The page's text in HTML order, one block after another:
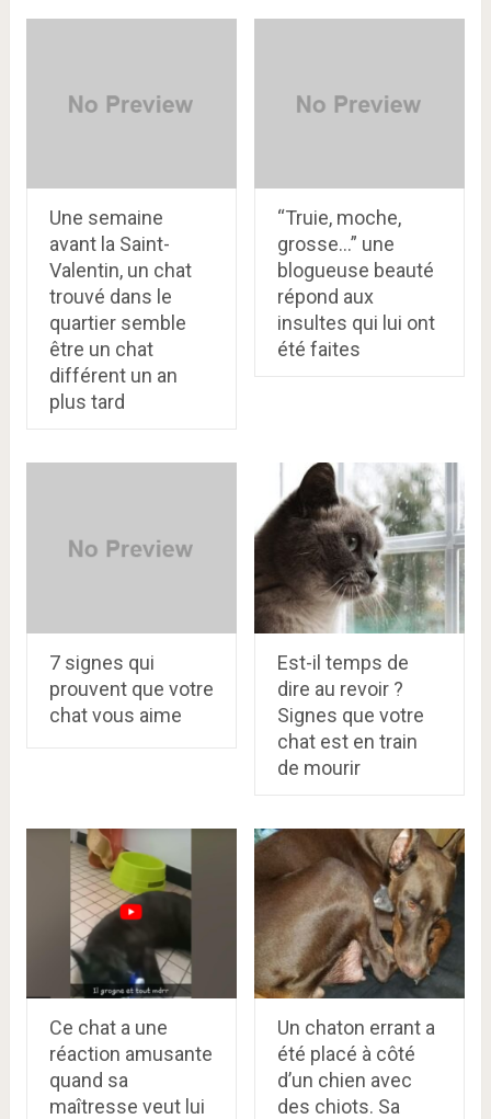
Une semaine
avant la Saint-
Valentin, un chat
trouvé dans le
quartier semble
être un chat
différent un an
plus tard
“Truie, moche,
grosse…” une
blogueuse beauté
répond aux
insultes qui lui ont
été faites
7 signes qui
prouvent que votre
chat vous aime
Est-il temps de
dire au revoir ?
Signes que votre
chat est en train
de mourir
Ce chat a une
réaction amusante
quand sa
maîtresse veut lui
Un chaton errant a
été placé à côté
d’un chien avec
des chiots. Sa